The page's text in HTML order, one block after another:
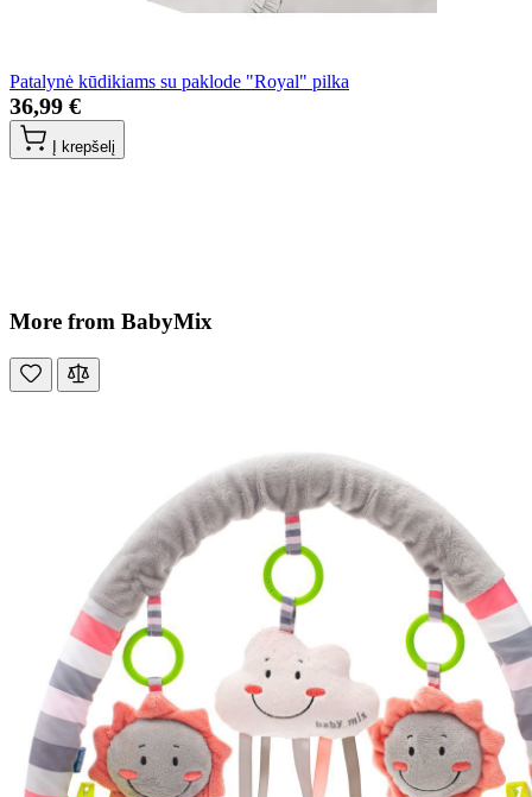
Patalynė kūdikiams su paklode "Royal" pilka
36,99 €
Į krepšelį
More from BabyMix